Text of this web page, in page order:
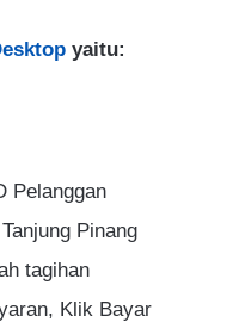
yaitu:
Pelanggan
Pinang
tagihan
Klik Bayar